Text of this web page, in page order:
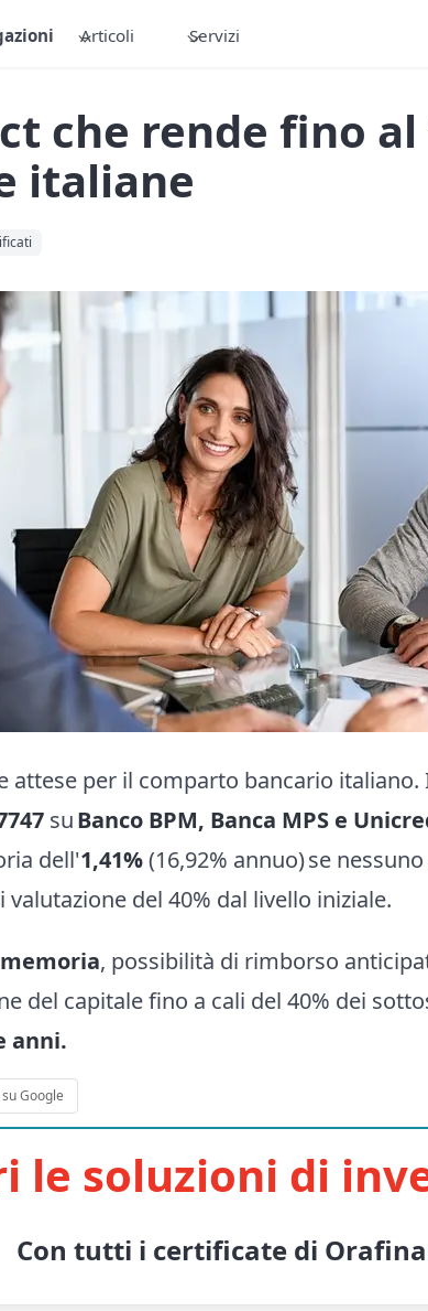
Articoli Servizi
che rende fino al
italiane
attese per il comparto bancario
suBanco BPM, Banca MPS e
dell'1,41%(16,92% annuo) se
del 40% dal livello iniziale.
, possibilità di rimborso
del capitale fino a cali del 40% dei
anni.
Google
le soluzioni di
Con tutti i certificate di